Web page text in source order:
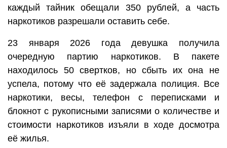
каждый тайник обещали 350 рублей, а часть
наркотиков разрешали оставить себе.
23 января 2026 года девушка получила
очередную партию наркотиков. В пакете
находилось 50 свертков, но сбыть их она не
успела, потому что её задержала полиция. Все
наркотики, весы, телефон с переписками и
блокнот с рукописными записями о количестве и
стоимости наркотиков изъяли в ходе досмотра
её жилья.